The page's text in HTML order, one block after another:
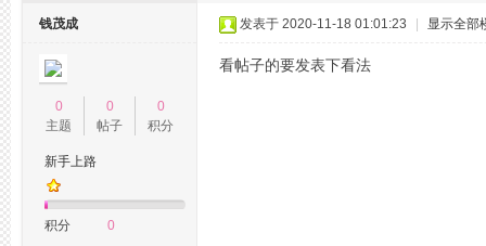
钱茂成
0
主题
0
帖子
0
积分
新手上路
积分 0
发表于 2020-11-18 01:01:23 显示全部
看帖子的要发表下看法